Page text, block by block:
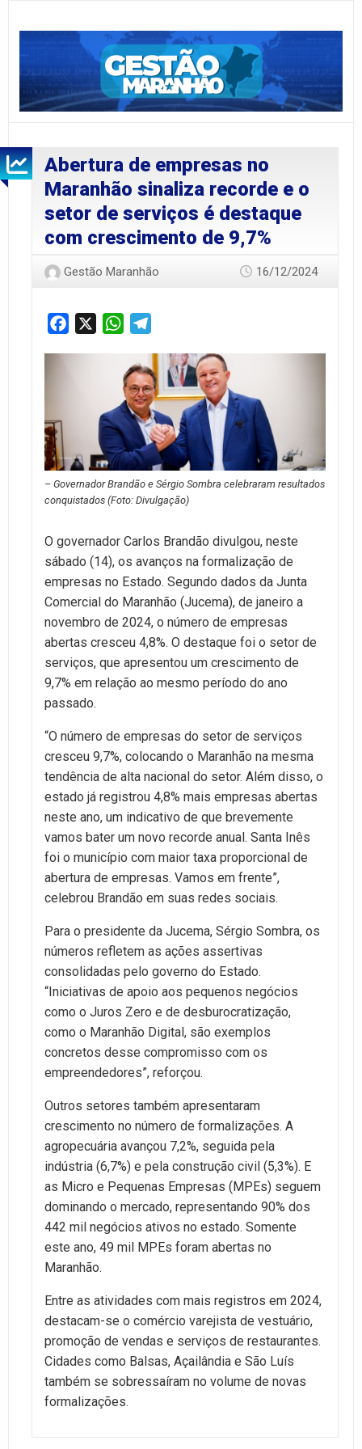
Abertura de empresas no
Maranhão sinaliza recorde e o
setor de serviços é destaque
com crescimento de 9,7%
Gestão Maranhão 16/12/2024
Facebook WhatsApp
– Governador Brandão e Sérgio Sombra celebraram resultados
conquistados (Foto: Divulgação)
O governador Carlos Brandão divulgou, neste
sábado (14), os avanços na formalização de
empresas no Estado. Segundo dados da Junta
Comercial do Maranhão (Jucema), de janeiro a
novembro de 2024, o número de empresas
abertas cresceu 4,8%. O destaque foi o setor de
serviços, que apresentou um crescimento de
9,7% em relação ao mesmo período do ano
passado.
“O número de empresas do setor de serviços
cresceu 9,7%, colocando o Maranhão na mesma
tendência de alta nacional do setor. Além disso, o
estado já registrou 4,8% mais empresas abertas
neste ano, um indicativo de que brevemente
vamos bater um novo recorde anual. Santa Inês
foi o município com maior taxa proporcional de
abertura de empresas. Vamos em frente”,
celebrou Brandão em suas redes sociais.
Para o presidente da Jucema, Sérgio Sombra, os
números refletem as ações assertivas
consolidadas pelo governo do Estado.
“Iniciativas de apoio aos pequenos negócios
como o Juros Zero e de desburocratização,
como o Maranhão Digital, são exemplos
concretos desse compromisso com os
empreendedores”, reforçou.
Outros setores também apresentaram
crescimento no número de formalizações. A
agropecuária avançou 7,2%, seguida pela
indústria (6,7%) e pela construção civil (5,3%). E
as Micro e Pequenas Empresas (MPEs) seguem
dominando o mercado, representando 90% dos
442 mil negócios ativos no estado. Somente
este ano, 49 mil MPEs foram abertas no
Maranhão.
Entre as atividades com mais registros em 2024,
destacam-se o comércio varejista de vestuário,
promoção de vendas e serviços de restaurantes.
Cidades como Balsas, Açailândia e São Luís
também se sobressaíram no volume de novas
formalizações.